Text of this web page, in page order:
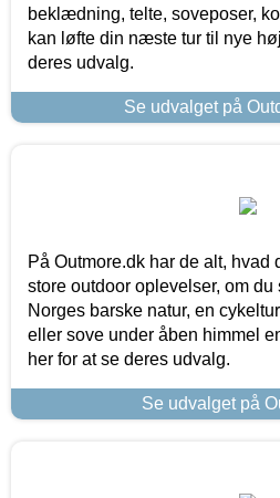
beklædning, telte, soveposer,
kan løfte din næste tur til nye
deres udvalg.
Se udvalget på
På Outmore.dk har de alt, hvad
store outdoor oplevelser, om
Norges barske natur, en
eller sove under åben himmel
her for at se deres udvalg.
Se udvalget på